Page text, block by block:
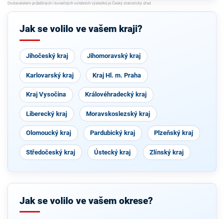
Jak se volilo ve vašem kraji?
Jihočeský kraj Jihomoravský kraj
Karlovarský kraj Kraj Hl. m. Praha
Kraj Vysočina Královéhradecký kraj
Liberecký kraj Moravskoslezský kraj
Olomoucký kraj Pardubický kraj Plzeňský kraj
Středočeský kraj Ústecký kraj Zlínský kraj
Jak se volilo ve vašem okrese?